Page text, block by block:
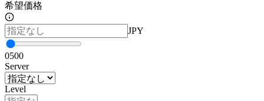
希望価格
JPY
0500
Server
Level